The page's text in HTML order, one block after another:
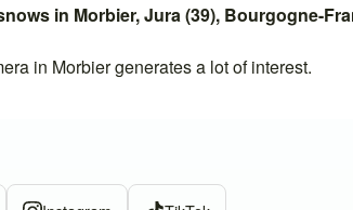
in Morbier,Jura (39), Bourgogne-
in Morbiergenerates a lot of interest.